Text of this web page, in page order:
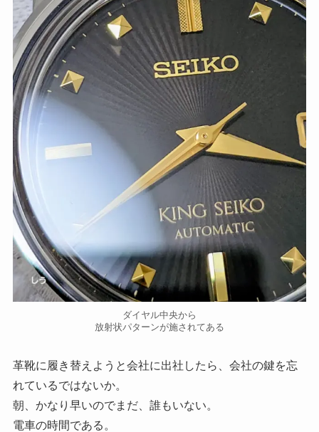
ダイヤル中央から
放射状パターンが施されてある
革靴に履き替えようと会社に出社したら、会社の鍵を忘
れているではないか。
朝、かなり早いのでまだ、誰もいない。
電車の時間である。